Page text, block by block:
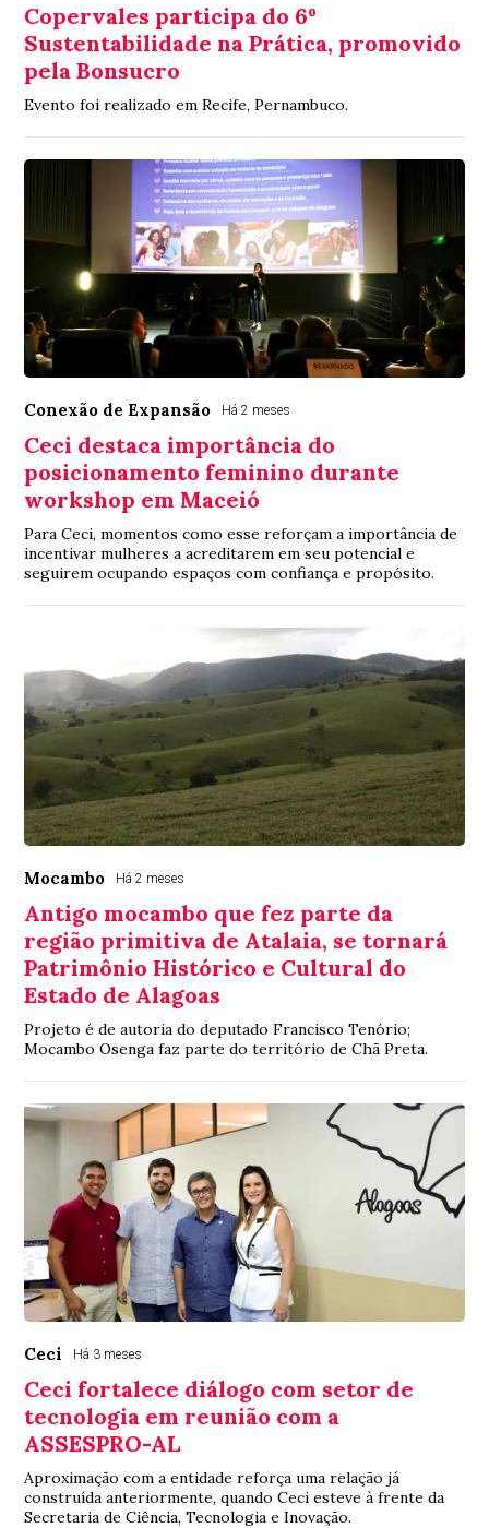
Copervales participa do 6º
Sustentabilidade na Prática, promovido
pela Bonsucro
Evento foi realizado em Recife, Pernambuco.
Conexão de Expansão Há 2 meses
Ceci destaca importância do
posicionamento feminino durante
workshop em Maceió
Para Ceci, momentos como esse reforçam a importância de
incentivar mulheres a acreditarem em seu potencial e
seguirem ocupando espaços com confiança e propósito.
Mocambo Há 2 meses
Antigo mocambo que fez parte da
região primitiva de Atalaia, se tornará
Patrimônio Histórico e Cultural do
Estado de Alagoas
Projeto é de autoria do deputado Francisco Tenório;
Mocambo Osenga faz parte do território de Chã Preta.
Ceci Há 3 meses
Ceci fortalece diálogo com setor de
tecnologia em reunião com a
ASSESPRO-AL
Aproximação com a entidade reforça uma relação já
construída anteriormente, quando Ceci esteve à frente da
Secretaria de Ciência, Tecnologia e Inovação.